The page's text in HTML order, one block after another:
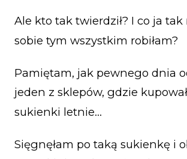
Ale kto tak twierdził? I co ja
sobie tym wszystkim robiłam?
Pamiętam, jak pewnego dnia
jeden z sklepów, gdzie
sukienki letnie…
Sięgnęłam po taką sukienkę i